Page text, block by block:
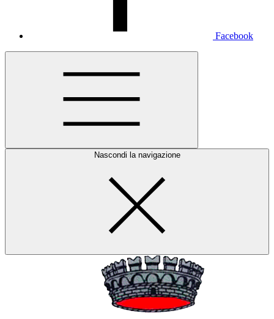
Facebook
Nascondi la navigazione